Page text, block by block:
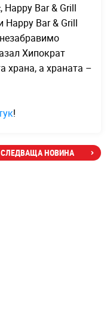
Happy Bar & Grill
Happy Bar & Grill
Хипократ
храна, а храната –
!
СЛЕДВАЩА НОВИНА